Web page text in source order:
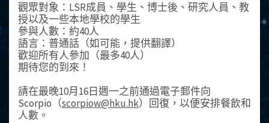
觀眾對象：LSR成員、學生、博士後、研究人員、教
授以及一些本地學校的學生
參與人數：約40人
語言：普通話（如可能，提供翻譯）
歡迎所有人參加（最多40人）
期待您的到來！
請在最晚10月16日週一之前通過電子郵件向
Scorpio（scorpiow@hku.hk）回復，以便安排餐飲和
人數。